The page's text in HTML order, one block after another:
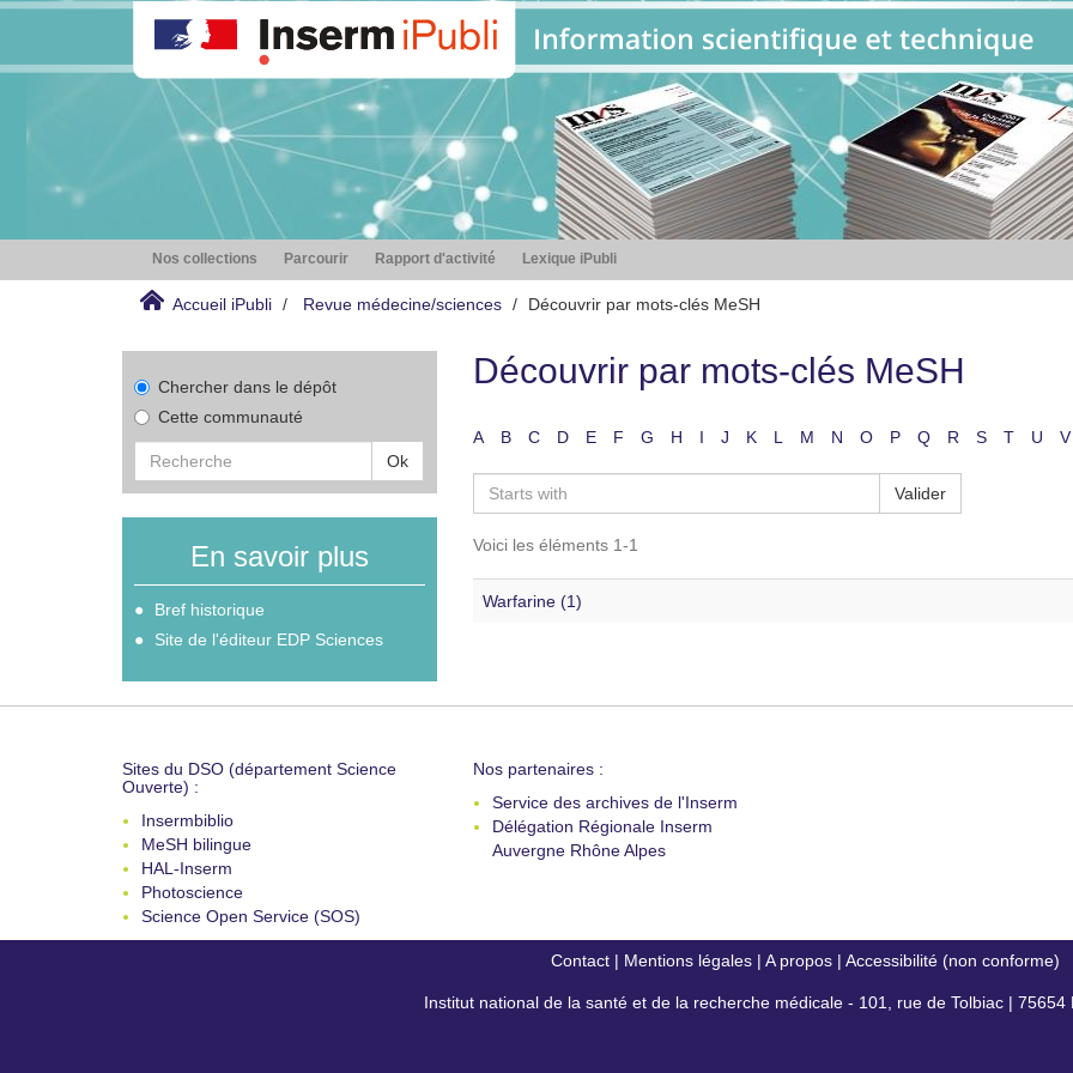
Nos collections Parcourir Rapport d'activité Lexique iPubli
Accueil iPubli Revue médecine/sciences Découvrir par mots-clés MeSH
Chercher dans le dépôt
Cette communauté
Ok
En savoir plus
Bref historique
Site de l'éditeur EDP Sciences
Découvrir par mots-clés MeSH
A B C D E F G H I J K L M N O P Q R S T U V
Valider
Voici les éléments 1-1
Warfarine (1)
Sites du DSO (département Science
Ouverte) :
Insermbiblio
MeSH bilingue
HAL-Inserm
Photoscience
Science Open Service (SOS)
Nos partenaires :
Service des archives de l'Inserm
Délégation Régionale Inserm
Auvergne Rhône Alpes
Contact| Mentions légales| A propos| Accessibilité (non conforme)
Institut national de la santé et de la recherche médicale - 101, rue de Tolbiac | 75654